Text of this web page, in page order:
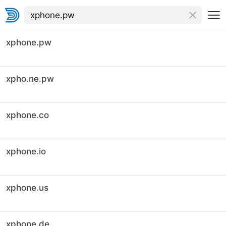
xphone.pw
xpho.ne.pw
xphone.co
xphone.io
xphone.us
xphone.de